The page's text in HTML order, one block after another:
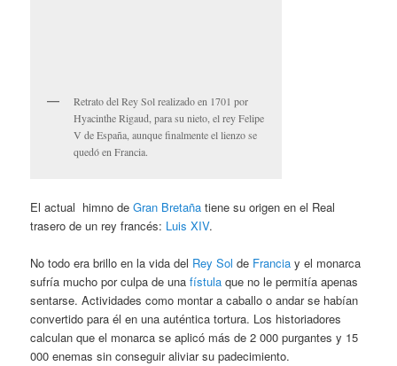
Retrato del Rey Sol realizado en 1701 por
Hyacinthe Rigaud, para su nieto, el rey Felipe
V de España, aunque finalmente el lienzo se
quedó en Francia.
El actual himno deGran Bretaña tiene su origen en el Real
trasero de un rey francés: Luis XIV.
No todo era brillo en la vida del Rey Sol de Francia y el monarca
sufría mucho por culpa de unafístula que no le permitía apenas
sentarse. Actividades como montar a caballo o andar se habían
convertido para él en una auténtica tortura. Los historiadores
calculan que el monarca se aplicó más de 2 000 purgantes y 15
000 enemas sin conseguir aliviar su padecimiento.